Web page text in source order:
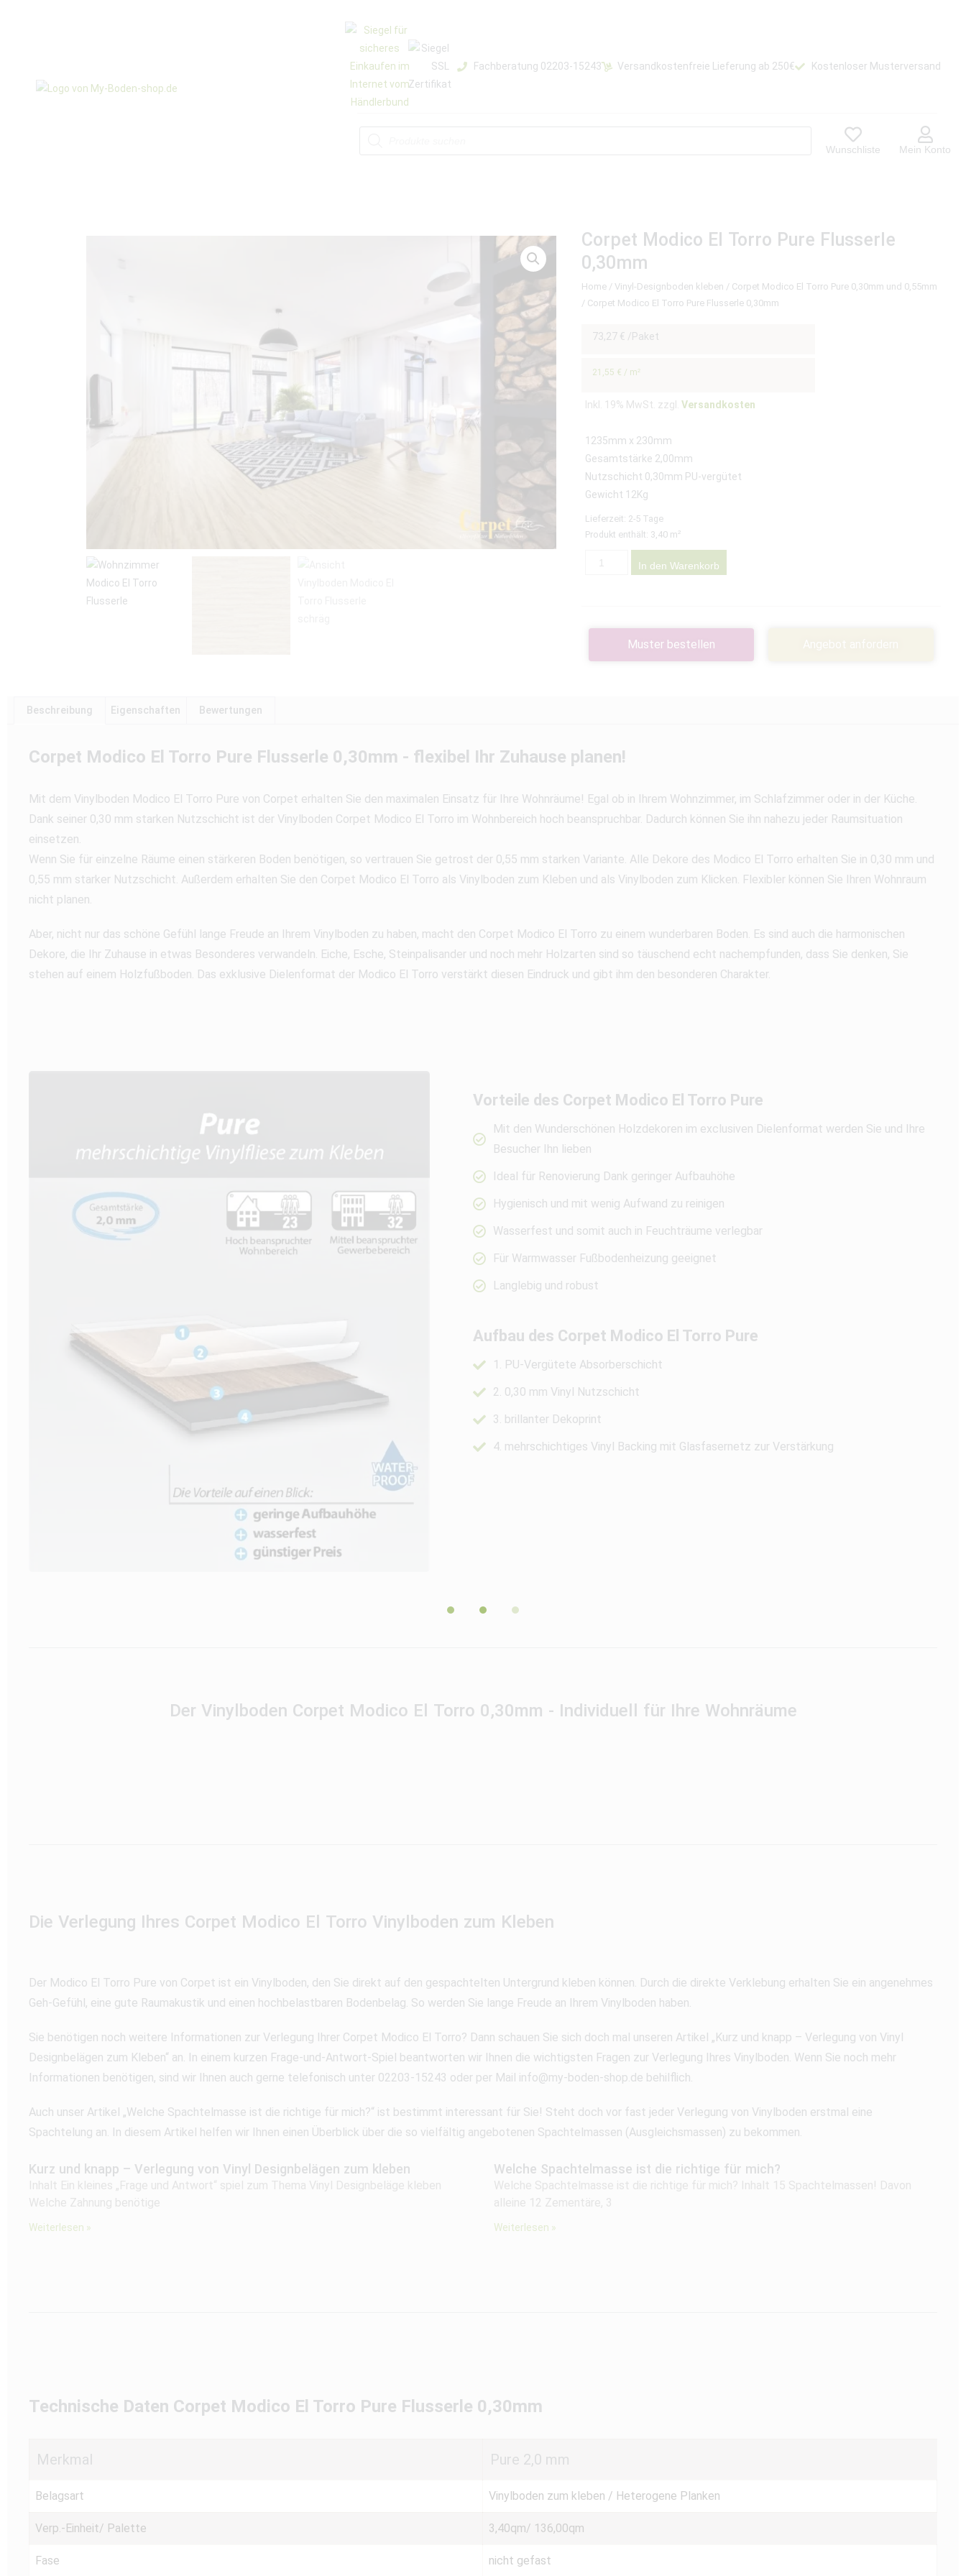
Fachberatung 02203-15243 Versandkostenfreie Lieferung ab 250€ Kostenloser Musterversand
Wunschliste Mein Konto
Corpet Modico El Torro Pure Flusserle
0,30mm
Home / Vinyl-Designboden kleben / Corpet Modico El Torro Pure 0,30mm und 0,55mm
/ Corpet Modico El Torro Pure Flusserle 0,30mm
73,27 € /Paket
21,55 € / m²
Inkl. 19% MwSt. zzgl.Versandkosten
1235mm x 230mm
Gesamtstärke 2,00mm
Nutzschicht 0,30mm PU-vergütet
Gewicht 12Kg
Lieferzeit: 2-5 Tage
Produkt enthält: 3,40 m²
In den Warenkorb
Muster bestellen Angebot anfordern
Beschreibung Eigenschaften Bewertungen
Corpet Modico El Torro Pure Flusserle 0,30mm - flexibel Ihr Zuhause planen!
Mit dem Vinylboden Modico El Torro Pure von Corpet erhalten Sie den maximalen Einsatz für Ihre Wohnräume! Egal ob in Ihrem Wohnzimmer, im Schlafzimmer oder in der Küche.
Dank seiner 0,30 mm starken Nutzschicht ist der Vinylboden Corpet Modico El Torro im Wohnbereich hoch beanspruchbar. Dadurch können Sie ihn nahezu jeder Raumsituation
einsetzen.
Wenn Sie für einzelne Räume einen stärkeren Boden benötigen, so vertrauen Sie getrost der 0,55 mm starken Variante. Alle Dekore des Modico El Torro erhalten Sie in 0,30 mm und
0,55 mm starker Nutzschicht. Außerdem erhalten Sie den Corpet Modico El Torro als Vinylboden zum Kleben und als Vinylboden zum Klicken. Flexibler können Sie Ihren Wohnraum
nicht planen.
Aber, nicht nur das schöne Gefühl lange Freude an Ihrem Vinylboden zu haben, macht den Corpet Modico El Torro zu einem wunderbaren Boden. Es sind auch die harmonischen
Dekore, die Ihr Zuhause in etwas Besonderes verwandeln. Eiche, Esche, Steinpalisander und noch mehr Holzarten sind so täuschend echt nachempfunden, dass Sie denken, Sie
stehen auf einem Holzfußboden. Das exklusive Dielenformat der Modico El Torro verstärkt diesen Eindruck und gibt ihm den besonderen Charakter.
Vorteile des Corpet Modico El Torro Pure
Mit den Wunderschönen Holzdekoren im exclusiven Dielenformat werden Sie und Ihre
Besucher Ihn lieben
Ideal für Renovierung Dank geringer Aufbauhöhe
Hygienisch und mit wenig Aufwand zu reinigen
Wasserfest und somit auch in Feuchträume verlegbar
Für Warmwasser Fußbodenheizung geeignet
Langlebig und robust
Aufbau des Corpet Modico El Torro Pure
1. PU-Vergütete Absorberschicht
2. 0,30 mm Vinyl Nutzschicht
3. brillanter Dekoprint
4. mehrschichtiges Vinyl Backing mit Glasfasernetz zur Verstärkung
Der Vinylboden Corpet Modico El Torro 0,30mm - Individuell für Ihre Wohnräume
Die Verlegung Ihres Corpet Modico El Torro Vinylboden zum Kleben
Der Modico El Torro Pure von Corpet ist ein Vinylboden, den Sie direkt auf den gespachtelten Untergrund kleben können. Durch die direkte Verklebung erhalten Sie ein angenehmes
Geh-Gefühl, eine gute Raumakustik und einen hochbelastbaren Bodenbelag. So werden Sie lange Freude an Ihrem Vinylboden haben.
Sie benötigen noch weitere Informationen zur Verlegung Ihrer Corpet Modico El Torro? Dann schauen Sie sich doch mal unseren Artikel „Kurz und knapp – Verlegung von Vinyl
Designbelägen zum Kleben“ an. In einem kurzen Frage-und-Antwort-Spiel beantworten wir Ihnen die wichtigsten Fragen zur Verlegung Ihres Vinylboden. Wenn Sie noch mehr
Informationen benötigen, sind wir Ihnen auch gerne telefonisch unter 02203-15243 oder per Mail info@my-boden-shop.de behilflich.
Auch unser Artikel „Welche Spachtelmasse ist die richtige für mich?“ ist bestimmt interessant für Sie! Steht doch vor fast jeder Verlegung von Vinylboden erstmal eine
Spachtelung an. In diesem Artikel helfen wir Ihnen einen Überblick über die so vielfältig angebotenen Spachtelmassen (Ausgleichsmassen) zu bekommen.
Kurz und knapp – Verlegung von Vinyl Designbelägen zum kleben
Inhalt Ein kleines „Frage und Antwort“ spiel zum Thema Vinyl Designbeläge kleben
Welche Zahnung benötige
Weiterlesen »
Welche Spachtelmasse ist die richtige für mich?
Welche Spachtelmasse ist die richtige für mich? Inhalt 15 Spachtelmassen! Davon
alleine 12 Zementäre, 3
Weiterlesen »
Technische Daten Corpet Modico El Torro Pure Flusserle 0,30mm
Merkmal Pure 2,0 mm
Belagsart Vinylboden zum kleben / Heterogene Planken
Verp.-Einheit/ Palette 3,40qm/ 136,00qm
Fase nicht gefast